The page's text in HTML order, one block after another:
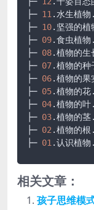
├─ 11 .水生植物
├─ 10.坚强的植
├─ 09.食虫植物
├─ 08.植物的生
├─ 07.植物的种
├─ 06.植物的果
├─ 05.植物的花
├─ 04.植物的叶
├─ 03.植物的茎
├─ 02 .植物的根
├─ 01 .认识植物
相关文章：
孩子思维模